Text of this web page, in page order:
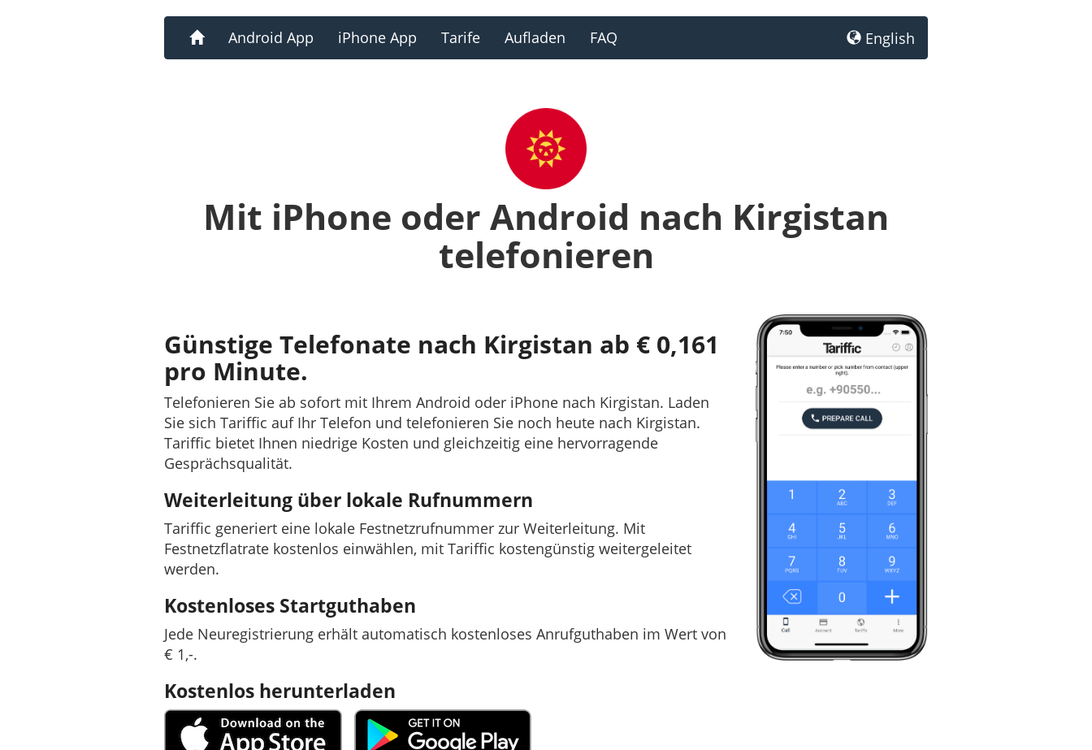
HomeAndroid App iPhone App Tarife Aufladen FAQ English
Mit iPhone oder Android nach Kirgistan
telefonieren
Günstige Telefonate nach Kirgistan ab € 0,161
pro Minute.
Telefonieren Sie ab sofort mit Ihrem Android oder iPhone nach Kirgistan. Laden
Sie sich Tariffic auf Ihr Telefon und telefonieren Sie noch heute nach Kirgistan.
Tariffic bietet Ihnen niedrige Kosten und gleichzeitig eine hervorragende
Gesprächsqualität.
Weiterleitung über lokale Rufnummern
Tariffic generiert eine lokale Festnetzrufnummer zur Weiterleitung. Mit
Festnetzflatrate kostenlos einwählen, mit Tariffic kostengünstig weitergeleitet
werden.
Kostenloses Startguthaben
Jede Neuregistrierung erhält automatisch kostenloses Anrufguthaben im Wert von
€ 1,-.
Kostenlos herunterladen